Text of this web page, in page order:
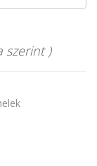
szerint )